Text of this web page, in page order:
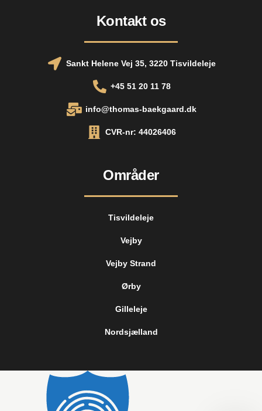
Kontakt os
Sankt Helene Vej 35, 3220 Tisvildeleje
+45 51 20 11 78
info@thomas-baekgaard.dk
CVR-nr: 44026406
Områder
Tisvildeleje
Vejby
Vejby Strand
Ørby
Gilleleje
Nordsjælland